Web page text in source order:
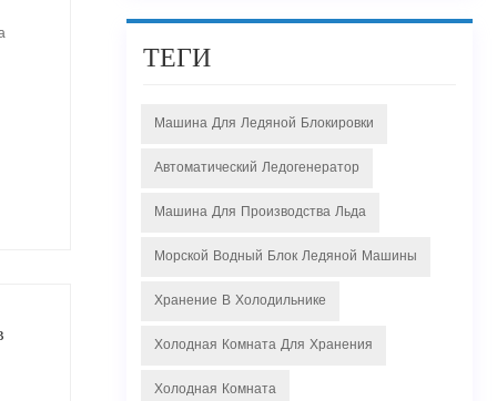
ТЕГИ
Машина Для Ледяной Блокировки
Автоматический Ледогенератор
Машина Для Производства Льда
Морской Водный Блок Ледяной Машины
Хранение В Холодильнике
Холодная Комната Для Хранения
Холодная Комната